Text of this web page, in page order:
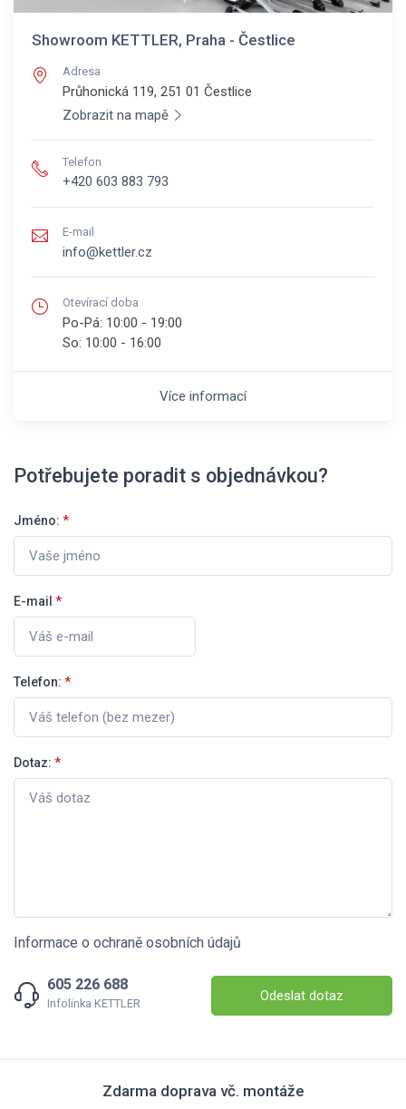
Showroom KETTLER, Praha - Čestlice
Adresa
Průhonická 119, 251 01 Čestlice
Zobrazit na mapě
Telefon
+420 603 883 793
E-mail
info@kettler.cz
Otevírací doba
Po-Pá: 10:00 - 19:00
So: 10:00 - 16:00
Více informací
Potřebujete poradit s objednávkou?
Jméno: *
E-mail *
Telefon: *
Dotaz: *
Informace o ochraně osobních údajů
605 226 688
Infolinka KETTLER Odeslat dotaz
Zdarma doprava vč. montáže